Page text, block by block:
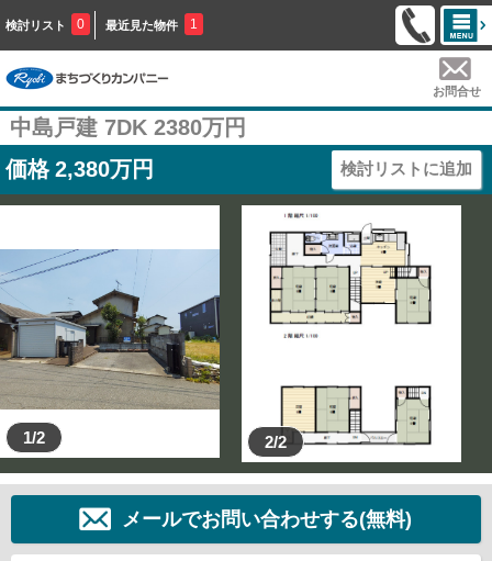
検討リスト 0 最近見た物件 1
お問合せ
中島戸建 7DK 2380万円
価格 2,380万円 検討リストに追加
1/2 2/2
メールでお問い合わせする(無料)